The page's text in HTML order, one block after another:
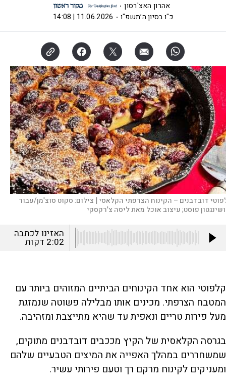
אהרון האצ'רסון
כ"ו בסיון ה׳תשפ"ו
11.06.2026 | 14:08
דובדבנים – הקינוח הצרפתי הקלאסי | צילום:סקוט סוצ'מן/עבור
פוסט; עיצוב אוכל מאת ליסה צ'רקסקי
האזינו לכתבה
2:02 דקות
קלפוטי הוא אחד הקינוחים הביתיים המזוהים ביותר עם
המטבח הצרפתי. מכינים אותו מבלילה פשוטה שנמזגת
מעל פירות טריים ונאפית עד שהיא מתייצבת ומזהיבה.
בגרסה הקלאסית של הקיץ מככבים דובדבנים מתוקים,
שמשחררים במהלך האפייה את המיצים הטבעיים שלהם
ומעניקים לקינוח מרקם רך וטעם פירותי עשיר.